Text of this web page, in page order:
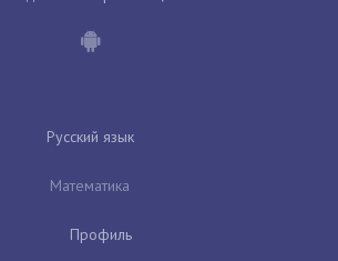
Русский язык
Математика
Профиль